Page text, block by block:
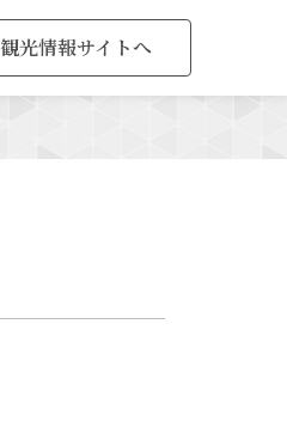
観光情報サイトへ